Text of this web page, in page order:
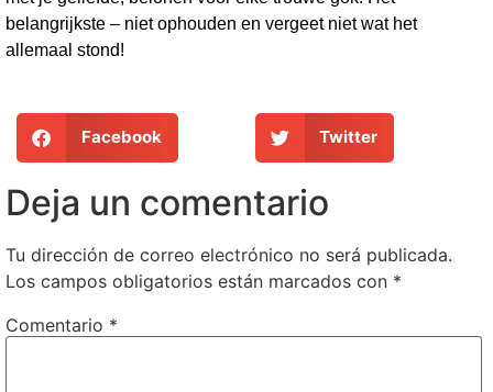
belangrijkste – niet ophouden en vergeet niet wat het
allemaal stond!
Facebook Twitter
Deja un comentario
Tu dirección de correo electrónico no será publicada.
Los campos obligatorios están marcados con *
Comentario *